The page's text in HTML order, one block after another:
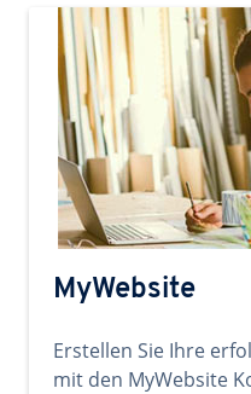
MyWebsite
Erstellen Sie Ihre
mit den MyWebsite